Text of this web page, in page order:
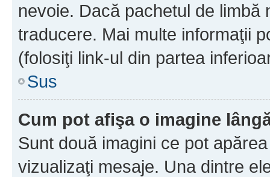
nevoie. Dacă pachetul de
traducere. Mai multe informaţii
(folosiţi link-ul din partea
Sus
Cum pot afişa o imagine
Sunt două imagini ce pot
vizualizaţi mesaje. Una dintre